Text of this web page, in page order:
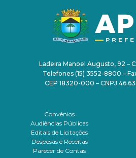
Ladeira Manoel Augusto, 92 –
Telefones (15) 3552-8800 –
CEP 18320-000 – CNPJ
Convênios
Audiências Públicas
Editais de Licitações
Despesas e Receitas
Parecer de Contas